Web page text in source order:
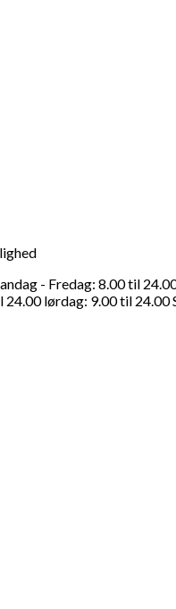
- Fredag: 8.00 til
lørdag: 9.00 til 24.00